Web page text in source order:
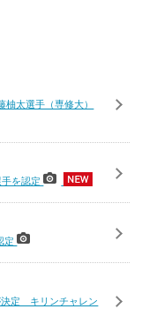
太選手（専修大）
手を認定
定
決定 キリンチャレン